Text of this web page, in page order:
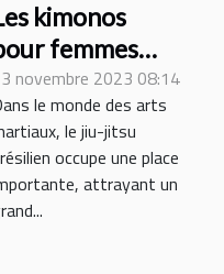
kimonos
femmes
le jiu-jitsu
: une
novembre 2023 08:14
le monde des arts
le jiu-jitsu
occupe une place
attrayant un